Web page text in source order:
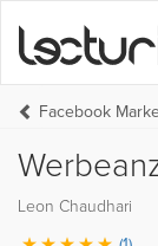
Facebook
Leon Chaudhari